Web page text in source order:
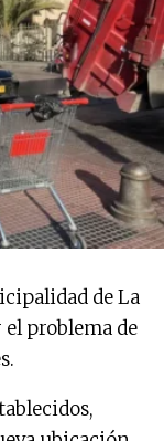
de La
el problema de